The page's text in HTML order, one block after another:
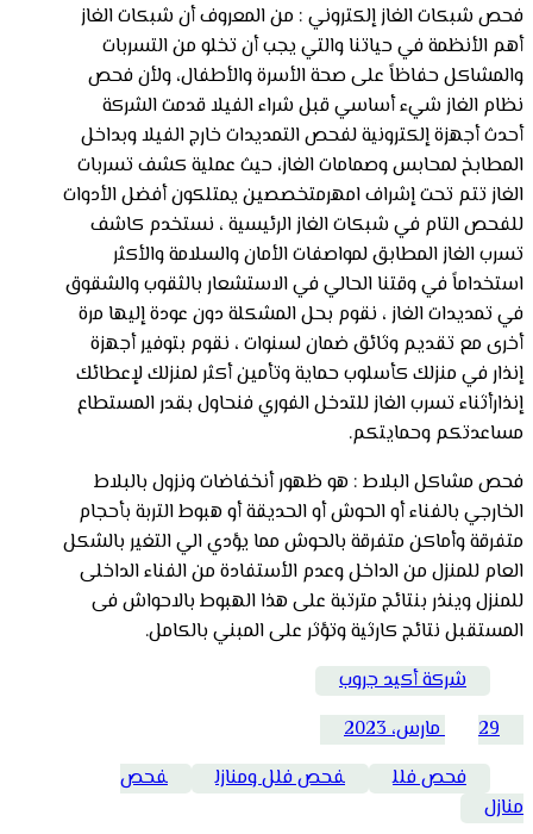
فحص شبكات الغاز إلكتروني : من المعروف أن شبكات الغاز
أهم الأنظمة في حياتنا والتي يجب أن تخلو من التسربات
والمشاكل حفاظاً على صحة الأسرة والأطفال، ولأن فحص
نظام الغاز شيء أساسي قبل شراء الفيلا قدمت الشركة
أحدث أجهزة إلكترونية لفحص التمديدات خارج الفيلا وبداخل
المطابخ لمحابس وصمامات الغاز، حيث عملية كشف تسربات
الغاز تتم تحت إشراف امهرمتخصصين يمتلكون أفضل الأدوات
للفحص التام في شبكات الغاز الرئيسية ، نستخدم كاشف
تسرب الغاز المطابق لمواصفات الأمان والسلامة والأكثر
استخداماً في وقتنا الحالي في الاستشعار بالثقوب والشقوق
في تمديدات الغاز ، نقوم بحل المشكلة دون عودة إليها مرة
أخرى مع تقديم وثائق ضمان لسنوات ، نقوم بتوفير أجهزة
إنذار في منزلك كأسلوب حماية وتأمين أكثر لمنزلك لإعطائك
إنذارأثناء تسرب الغاز للتدخل الفوري فنحاول بقدر المستطاع
مساعدتكم وحمايتكم.
فحص مشاكل البلاط : هو ظهور أنخفاضات ونزول بالبلاط
الخارجي بالفناء أو الحوش أو الحديقة أو هبوط التربة بأحجام
متفرقة وأماكن متفرقة بالحوش مما يؤدي الي التغير بالشكل
العام للمنزل من الداخل وعدم الأستفادة من الفناء الداخلى
للمنزل وينذر بنتائج مترتبة على هذا الهبوط بالاحواش فى
المستقبل نتائج كارثية وتؤثر على المبني بالكامل.
شركة أكيد جروب
29 مارس، 2023
فحص فلل
فحص فلل ومنازل
فحص
منازل